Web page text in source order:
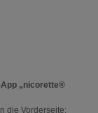
„nicorette®
Vorderseite;